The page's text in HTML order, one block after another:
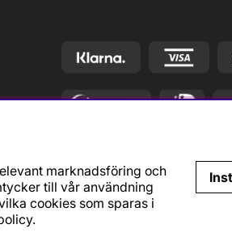
marknadsföring och
till vår användning
cookies som sparas i
.